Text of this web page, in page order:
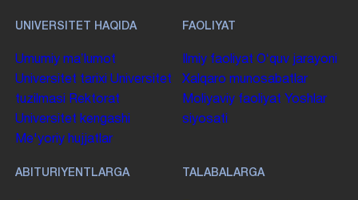
UNIVERSITET HAQIDA
Umumiy maʼlumot
Universitet tarixi Universitet
tuzilmasi
Rektorat
Universitet kengashi
Me'yoriy hujjatlar
FAOLIYAT
Ilmiy faoliyat Oʻquv jarayoni
Xalqaro munosabatlar
Moliyaviy faoliyat Yoshlar
siyosati
ABITURIYENTLARGA TALABALARGA